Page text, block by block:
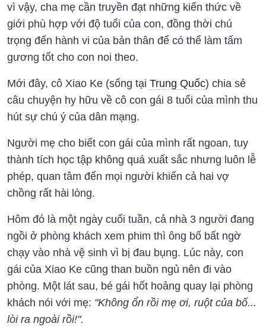
vì vậy, cha mẹ cần truyền đạt những kiến thức về
giới phù hợp với độ tuổi của con, đồng thời chú
trọng đến hành vi của bản thân để có thể làm tấm
gương tốt cho con noi theo.
Mới đây, cô Xiao Ke (sống tại Trung Quốc) chia sẻ
câu chuyện hy hữu về cô con gái 8 tuổi của mình thu
hút sự chú ý của dân mạng.
Người mẹ cho biết con gái của mình rất ngoan, tuy
thành tích học tập không quá xuất sắc nhưng luôn lễ
phép, quan tâm đến mọi người khiến cả hai vợ
chồng rất hài lòng.
Hôm đó là một ngày cuối tuần, cả nhà 3 người đang
ngồi ở phòng khách xem phim thì ông bố bất ngờ
chạy vào nhà vệ sinh vì bị đau bụng. Lúc này, con
gái của Xiao Ke cũng than buồn ngủ nên đi vào
phòng. Một lát sau, bé gái hốt hoảng quay lại phòng
khách nói với mẹ: "Không ổn rồi mẹ ơi, ruột của bố...
lòi ra ngoài rồi!".